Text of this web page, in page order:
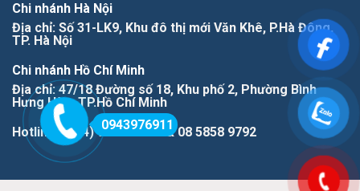
Chi nhánh Hà Nội
Địa chỉ: Số 31-LK9, Khu đô thị mới Văn Khê, P.Hà Đông,
TP. Hà Nội
Chi nhánh Hồ Chí Minh
Địa chỉ: 47/18 Đường số 18, Khu phố 2, Phường Bình
Hưng Hòa, TP.Hồ Chí Minh
Hotline: (+84) 943976911 & 08 5858 9792
0943976911